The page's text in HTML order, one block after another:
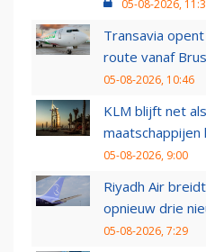
05-08-2026,
Transavia
route vanaf
05-08-2026, 10:46
KLM blijft net
05-08-2026, 9:00
Riyadh Air
opnieuw drie
05-08-2026, 7:29